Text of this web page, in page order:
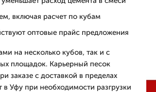
включая расчет по кубам
оптовые прайс предложения
на несколько кубов, так и с
площадок. Карьерный песок
заказе с доставкой в пределах
Уфу при необходимости разгрузки